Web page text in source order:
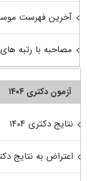
آخرین فهرست
مصاحبه با رتبه
آزمون دکتری ۱۴۰۴
نتایج دکتری ۱۴۰۴
اعتراض به نتایج دکتری